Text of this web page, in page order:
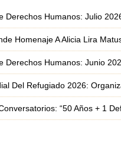
Derechos Humanos: Julio
A Alicia Lira Matus, Premio Nacional De Derechos Humanos
Derechos Humanos: Junio
Organizaciones Basadas En La Fe Exigen Protección Frente A La Crisis De
“50 Años + 1 Defendiendo La Vida Y Los Derechos